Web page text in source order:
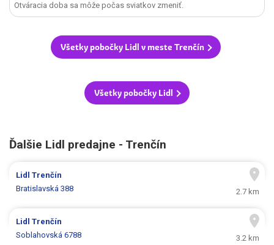
Otváracia doba sa môže počas sviatkov zmeniť.
Všetky pobočky Lidl v meste Trenčín
Všetky pobočky Lidl
Ďalšie Lidl predajne - Trenčín
LidlTrenčín
Bratislavská 388
2.7 km
LidlTrenčín
Soblahovská 6788
3.2 km